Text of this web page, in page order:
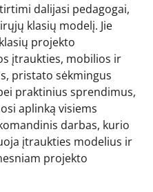
dalijasi pedagogai,
klasių modelį. Jie
projekto
įtraukties, mobilios ir
pristato sėkmingus
praktinius sprendimus,
aplinką visiems
darbas, kurio
įtraukties modelius ir
projekto